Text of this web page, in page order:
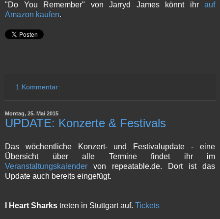
"Do You Remember" von Jarryd James könnt ihr auf
Amazon kaufen.
1 Kommentar:
Montag, 25. Mai 2015
UPDATE: Konzerte & Festivals
Das wöchentliche Konzert- und Festivalupdate - eine
Übersicht über alle Termine findet ihr im
Veranstaltungskalender von repeatable.de. Dort ist das
Update auch bereits eingefügt.
I Heart Sharks treten in Stuttgart auf. Tickets